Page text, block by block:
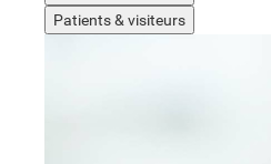
Patients & visiteurs